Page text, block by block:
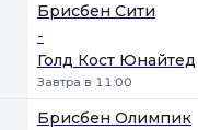
Брисбен Сити
-
Голд Кост Юнайтед
Завтра в 11:00
Брисбен Олимпик